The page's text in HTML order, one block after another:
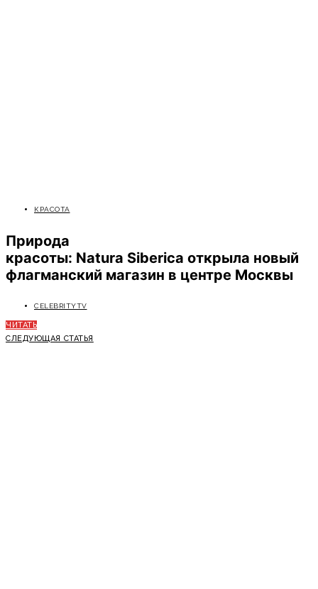
КРАСОТА
Природа
красоты: Natura Siberica открыла новый
флагманский магазин в центре Москвы
CELEBRITYTV
ЧИТАТЬ
СЛЕДУЮЩАЯ СТАТЬЯ